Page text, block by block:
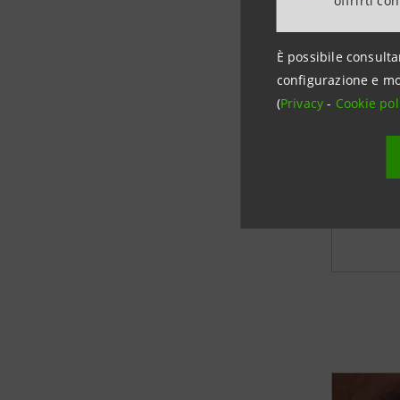
È possibile
configurazione e
(Privacy- Cookie